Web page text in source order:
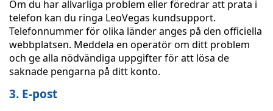
Om du har allvarliga problem eller föredrar att prata i
telefon kan du ringa LeoVegas kundsupport.
Telefonnummer för olika länder anges på den officiella
webbplatsen. Meddela en operatör om ditt problem
och ge alla nödvändiga uppgifter för att lösa de
saknade pengarna på ditt konto.
3. E-post